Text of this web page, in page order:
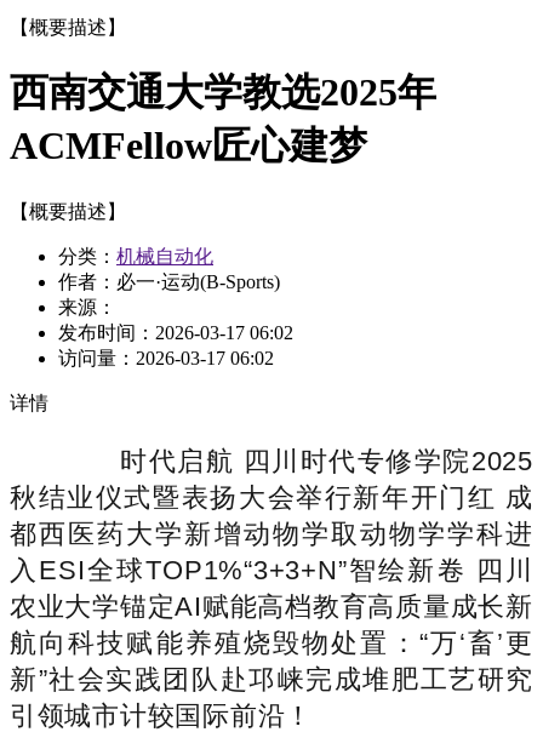
【概要描述】
西南交通大学教选2025年
ACMFellow匠心建梦
【概要描述】
分类： 机械自动化
作者：必一·运动(B-Sports)
来源：
发布时间： 2026-03-17 06:02
访问量： 2026-03-17 06:02
详情
时代启航 四川时代专修学院2025
秋结业仪式暨表扬大会举行新年开门红 成
都西医药大学新增动物学取动物学学科进
入ESI全球TOP1%“3+3+N”智绘新卷 四川
农业大学锚定AI赋能高档教育高质量成长新
航向科技赋能养殖烧毁物处置：“万‘畜’更
新”社会实践团队赴邛崃完成堆肥工艺研究
引领城市计较国际前沿！